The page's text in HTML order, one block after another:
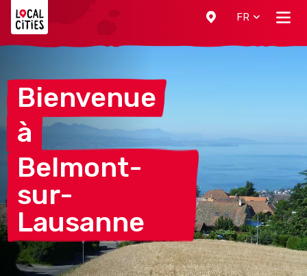
FR
Bienvenue
à
Belmont-
sur-
Lausanne